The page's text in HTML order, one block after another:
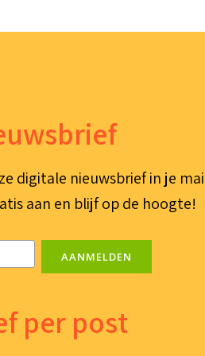
digitale nieuwsbrief in je
aan en blijf op de hoogte!
AANMELDEN
per post